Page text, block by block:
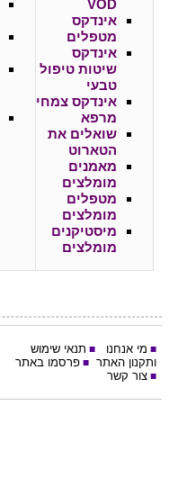
VOD
אינדקס
מטפלים
אינדקס
שיטות טיפול
טבעי
אינדקס צמחי
מרפא
שואלים את
הטארוט
מאמנים
מומלצים
מטפלים
מומלצים
מיסטיקנים
מומלצים
■ מי אנחנו ■ תנאי שימוש
ותקנון האתר ■ פרסמו באתר
■ צור קשר